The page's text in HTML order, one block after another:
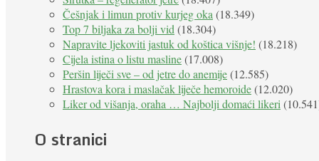
Češnjak i limun protiv kurjeg oka(18.349)
Top 7 biljaka za bolji vid(18.304)
Napravite ljekoviti jastuk od koštica višnje! (18.218)
Cijela istina o listu masline(17.008)
Peršin liječi sve – od jetre do anemije(12.585)
Hrastova kora i maslačak liječe hemoroide(12.020)
Liker od višanja, oraha … Najbolji domaći likeri
O stranici